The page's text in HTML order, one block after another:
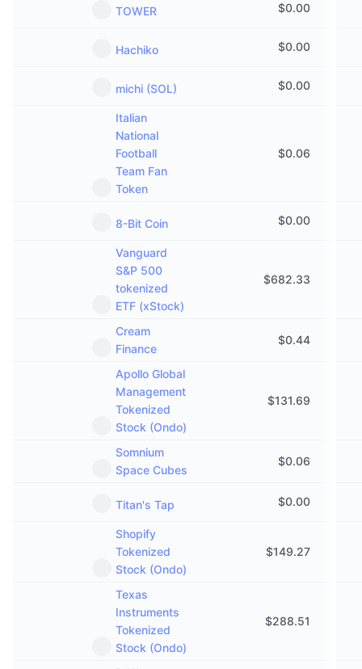
TOWER $0.00
Hachiko $0.00
michi (SOL) $0.00
Italian
National
Football
Team Fan
Token
$0.06
8-Bit Coin $0.00
Vanguard
S&P 500
tokenized
ETF (xStock)
$682.33
Cream
Finance
$0.44
Apollo Global
Management
Tokenized
Stock (Ondo)
$131.69
Somnium
Space Cubes
$0.06
Titan's Tap $0.00
Shopify
Tokenized
Stock (Ondo)
$149.27
Texas
Instruments
Tokenized
Stock (Ondo)
$288.51